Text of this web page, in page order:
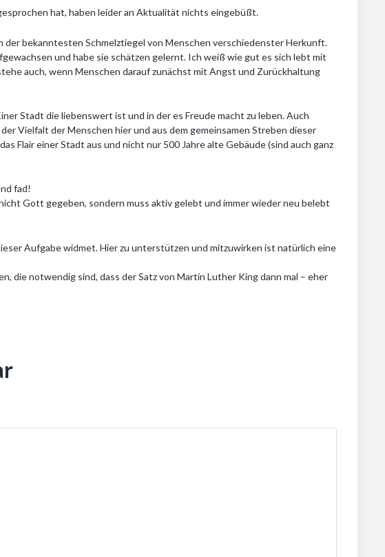
hat, haben leider an Aktualität nichts eingebüßt.
der bekanntesten Schmelztiegel von Menschen verschiedenster Herkunft.
und habe sie schätzen gelernt. Ich weiß wie gut es sich lebt mit
auch, wenn Menschen darauf zunächst mit Angst und Zurückhaltung
Stadt die liebenswert ist und in der es Freude macht zu leben. Auch
Vielfalt der Menschen hier und aus dem gemeinsamen Streben dieser
Flair einer Stadt aus und nicht nur 500 Jahre alte Gebäude (sind auch ganz
fad!
Gott gegeben, sondern muss aktiv gelebt und immer wieder neu belebt
Aufgabe widmet. Hier zu unterstützen und mitzuwirken ist natürlich eine
die notwendig sind, dass der Satz von Martin Luther King dann mal – eher